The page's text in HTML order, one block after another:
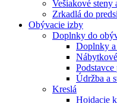
Vešiakové steny
Zrkadlá do
Obývacie izby
Doplnky do
Doplnky a
Údržba a
Kreslá
Hojdacie